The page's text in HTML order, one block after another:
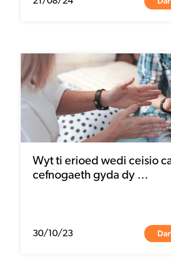
Wyt ti erioed wedi ceisio
cefnogaeth gyda dy …
30/10/23